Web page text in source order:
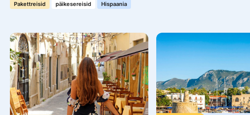
Pakettreisid päikesereisid Hispaania